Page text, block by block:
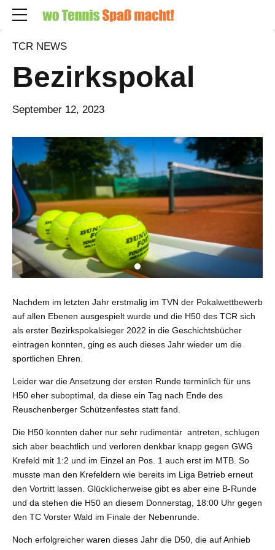
TCR NEWS
Bezirkspokal
September 12, 2023
Nachdem im letzten Jahr erstmalig im TVN der Pokalwettbewerb
auf allen Ebenen ausgespielt wurde und die H50 des TCR sich
als erster Bezirkspokalsieger 2022 in die Geschichtsbücher
eintragen konnten, ging es auch dieses Jahr wieder um die
sportlichen Ehren.
Leider war die Ansetzung der ersten Runde terminlich für uns
H50 eher suboptimal, da diese ein Tag nach Ende des
Reuschenberger Schützenfestes statt fand.
Die H50 konnten daher nur sehr rudimentär antreten, schlugen
sich aber beachtlich und verloren denkbar knapp gegen GWG
Krefeld mit 1:2 und im Einzel an Pos. 1 auch erst im MTB. So
musste man den Krefeldern wie bereits im Liga Betrieb erneut
den Vortritt lassen. Glücklicherweise gibt es aber eine B-Runde
und da stehen die H50 an diesem Donnerstag, 18:00 Uhr gegen
den TC Vorster Wald im Finale der Nebenrunde.
Noch erfolgreicher waren dieses Jahr die D50, die auf Anhieb